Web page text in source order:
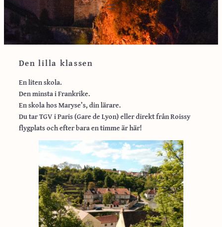
Den lilla klassen
En liten skola.
Den minsta i Frankrike.
En skola hos Maryse’s, din lärare.
Du tar TGV i Paris (Gare de Lyon) eller direkt från Roissy
flygplats och efter bara en timme är här!